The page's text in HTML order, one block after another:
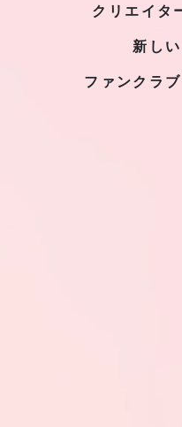
クリエイタ
新し
ファンクラ